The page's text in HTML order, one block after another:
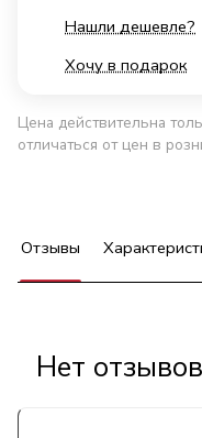
Нашли дешевле?
Хочу в подарок
Цена действительна
отличаться от цен в
Отзывы
Нет отзывов